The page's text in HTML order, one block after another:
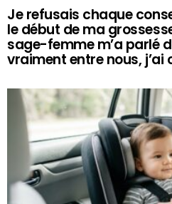
Je refusais chaque
le début de ma
sage-femme m’a parlé
vraiment entre nous,